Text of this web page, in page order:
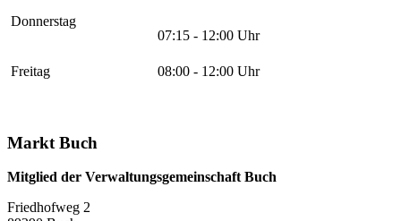
Donnerstag
07:15 - 12:00 Uhr
Freitag 08:00 - 12:00 Uhr
Markt Buch
Mitglied der Verwaltungsgemeinschaft Buch
Friedhofweg 2